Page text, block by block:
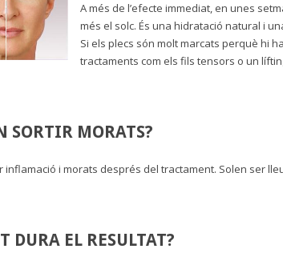
A més de l’efecte immediat, en unes
més el solc. És una hidratació natural i
Si els plecs són molt marcats perquè hi
tractaments com els fils tensors o un
SORTIR MORATS?
inflamació i morats després del tractament. Solen ser
DURA EL RESULTAT?